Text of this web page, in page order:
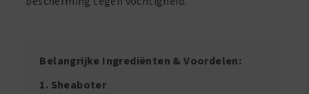
Belangrijke Ingrediënten & Voordelen:
1. Sheaboter